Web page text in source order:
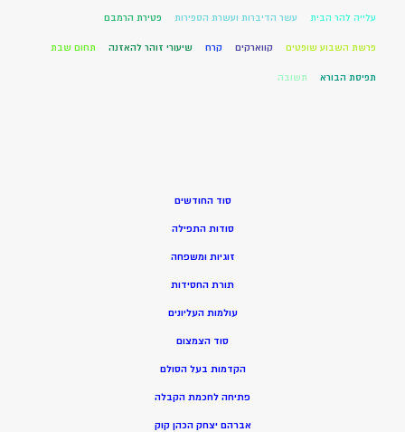
עלייה להר הבית עשר הדיברות ועשרת הספירות פטירת הרמבם
פרשת השבוע שופטים קווארקים קרח שיעורי זוהר להאזנה תחום שבת
תפיסת הבורא תשובה
סוד החודשים
סודות התפילה
זוגיות ומשפחה
תורת החסידות
עולמות העליונים
סוד הצמצום
הקדמות בעל הסולם
פתיחה לחכמת הקבלה
אברהם יצחק הכהן קוק